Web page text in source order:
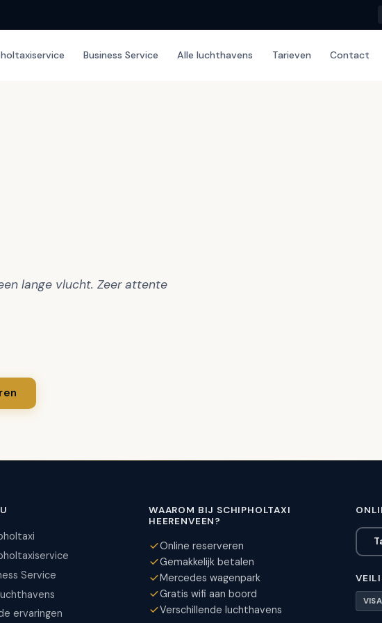
Business Service Alle luchthavens Tarieven Contact
lange vlucht. Zeer attente
Service
ervaringen
WAAROM BIJ SCHIPHOLTAXI
HEERENVEEN?
Online reserveren
Gemakkelijk betalen
Mercedes wagenpark
Gratis wifi aan boord
Verschillende luchthavens
VISA